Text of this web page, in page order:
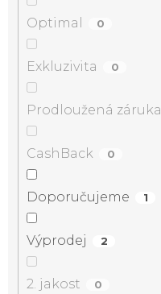
Optimal 0
Exkluzivita 0
Prodloužená záruka
CashBack 0
Doporučujeme 1
Výprodej 2
2. jakost 0